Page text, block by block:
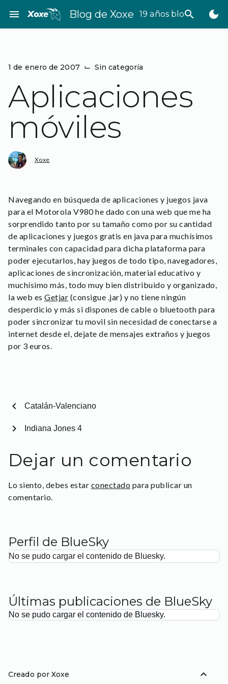
contenido
menu Blog de Xoxe 19 años bloggeando
search dark_mode
1 de enero de 2007 ⌙ Sin categoría
Aplicaciones
móviles
Xoxe
Navegando en búsqueda de aplicaciones y juegos java
para el Motorola V980 he dado con una web que me ha
sorprendido tanto por su tamaño como por su cantidad
de aplicaciones y juegos gratis en java para muchísimos
terminales con capacidad para dicha plataforma para
poder ejecutarlos, hay juegos de todo tipo, navegadores,
aplicaciones de sincronización, material educativo y
muchísimo más, todo muy bien distribuido y organizado,
la web es Getjar (consigue .jar) y no tiene ningún
desperdicio y más si dispones de cable o bluetooth para
poder sincronizar tu movil sin necesidad de conectarse a
internet desde el, dejate de mensajes extraños y juegos
por 3 euros.
chevron_left Catalán-Valenciano
Indiana Jones 4
chevron_right
Dejar un comentario
Lo siento, debes estar conectado para publicar un
comentario.
Perfil de BlueSky
No se pudo cargar el contenido de Bluesky.
Últimas publicaciones de BlueSky
No se pudo cargar el contenido de Bluesky.
Creado por Xoxe expand_less